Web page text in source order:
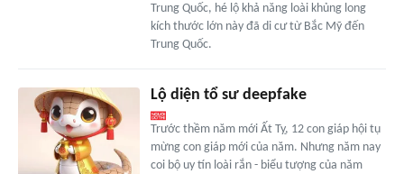
Trung Quốc, hé lộ khả năng loài khủng long
kích thước lớn này đã di cư từ Bắc Mỹ đến
Trung Quốc.
Lộ diện tổ sư deepfake
Trước thềm năm mới Ất Tỵ, 12 con giáp hội tụ
mừng con giáp mới của năm. Nhưng năm nay
coi bộ uy tín loài rắn - biểu tượng của năm